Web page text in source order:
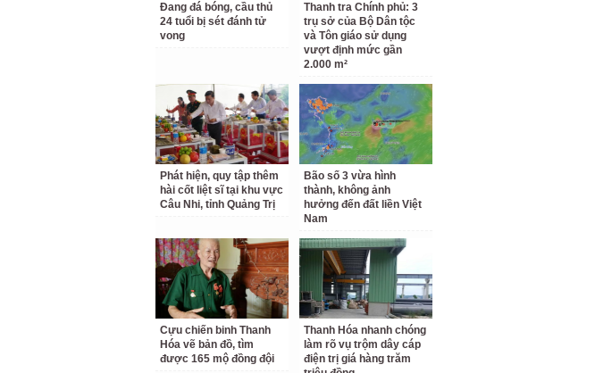
Đang đá bóng, cầu thủ
24 tuổi bị sét đánh tử
vong
Thanh tra Chính phủ: 3
trụ sở của Bộ Dân tộc
và Tôn giáo sử dụng
vượt định mức gần
2.000 m²
Phát hiện, quy tập thêm
hài cốt liệt sĩ tại khu vực
Câu Nhi, tỉnh Quảng Trị
Bão số 3 vừa hình
thành, không ảnh
hưởng đến đất liền Việt
Nam
Cựu chiến binh Thanh
Hóa vẽ bản đồ, tìm
được 165 mộ đồng đội
Thanh Hóa nhanh chóng
làm rõ vụ trộm dây cáp
điện trị giá hàng trăm